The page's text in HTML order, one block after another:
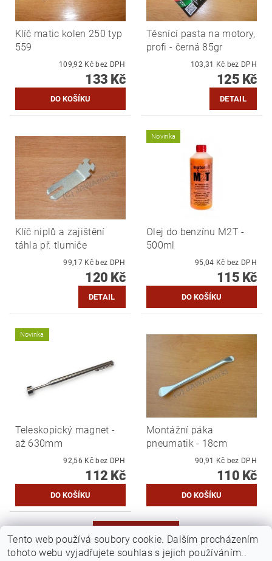
Klíč matic kolen 250 typ
559
109,92 Kč bez DPH
133 Kč
Těsnící pasta na motory,
profi - černá 85gr
103,31 Kč bez DPH
125 Kč
DETAIL
Klíč niplů a zajištění
táhla př. tlumiče
99,17 Kč bez DPH
120 Kč
DETAIL
Novinka
Olej do benzínu M2T -
500ml
95,04 Kč bez DPH
115 Kč
Novinka
Teleskopický magnet -
až 630mm
92,56 Kč bez DPH
112 Kč
Montážní páka
pneumatik - 18cm
90,91 Kč bez DPH
110 Kč
Tento web používá soubory cookie. Dalším procházením
tohoto webu vyjadřujete souhlas s jejich používáním..